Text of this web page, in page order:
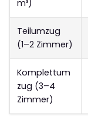
m³)
Teilumzug
(1–2 Zimmer)
Komplettum
zug (3–4
Zimmer)